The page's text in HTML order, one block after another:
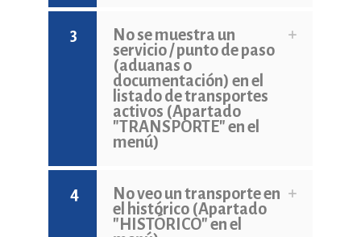
3
No se muestra un
servicio / punto de paso
(aduanas o
documentación) en el
listado de transportes
activos (Apartado
"TRANSPORTE" en el
menú)
4
No veo un transporte en
el histórico (Apartado
"HISTÓRICO" en el